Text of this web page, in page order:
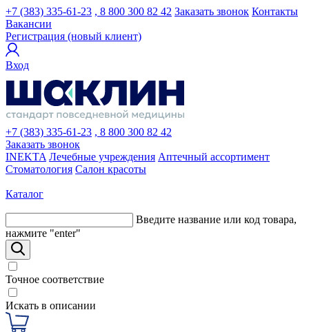
+7 (383) 335-61-23 , 8 800 300 82 42 Заказать звонок Контакты
Вакансии
Регистрация (новый клиент)
Вход
+7 (383) 335-61-23 , 8 800 300 82 42
Заказать звонок
INEKTA Лечебные учреждения Аптечный ассортимент
Стоматология Салон красоты
Каталог
Введите название или код товара,
нажмите "enter"
Точное соответствие
Искать в описании